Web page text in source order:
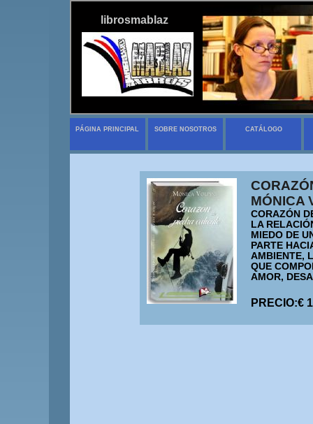
librosmablaz
PÁGINA PRINCIPAL SOBRE NOSOTROS CATÁLOGO
MÓNICA
CORAZÓN
LA
MIEDO DE
PARTE
AMBIENTE,
QUE
AMOR,
PRECIO:€